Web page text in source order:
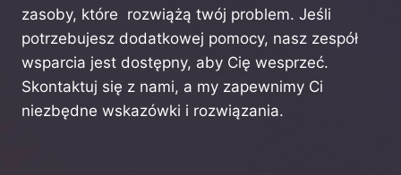
zasoby, które rozwiążą twój problem. Jeśli
potrzebujesz dodatkowej pomocy, nasz zespół
wsparcia jest dostępny, aby Cię wesprzeć.
Skontaktuj się z nami, a my zapewnimy Ci
niezbędne wskazówki i rozwiązania.